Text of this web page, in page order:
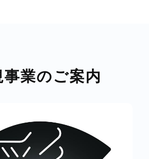
事業のご案内